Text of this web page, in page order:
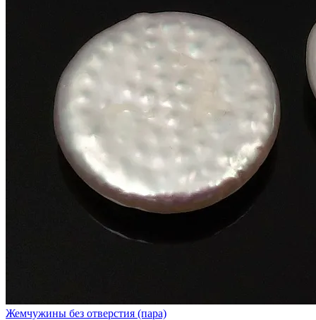
Жемчужины без отверстия (пара)